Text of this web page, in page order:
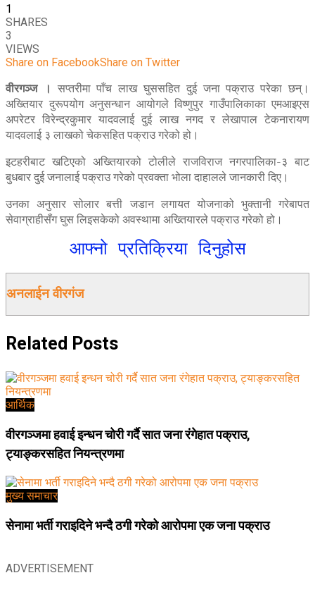
1
SHARES
3
VIEWS
Share on FacebookShare on Twitter
वीरगञ्ज । सप्तरीमा पाँच लाख घुससहित दुई जना पक्राउ परेका छन्।
अख्तियार दुरूपयोग अनुसन्धान आयोगले विष्णुपुर गाउँपालिकाका एमआइएस
अपरेटर विरेन्द्रकुमार यादवलाई दुई लाख नगद र लेखापाल टेकनारायण
यादवलाई ३ लाखको चेकसहित पक्राउ गरेको हो।
इटहरीबाट खटिएको अख्तियारको टोलीले राजविराज नगरपालिका-३ बाट
बुधबार दुई जनालाई पक्राउ गरेको प्रवक्ता भोला दाहालले जानकारी दिए।
उनका अनुसार सोलार बत्ती जडान लगायत योजनाको भुक्तानी गरेबापत
सेवाग्राहीसँग घुस लिइसकेको अवस्थामा अख्तियारले पक्राउ गरेको हो।
आफ्नो प्रतिक्रिया दिनुहोस
अनलाईन वीरगंज
Related Posts
आर्थिक
वीरगञ्जमा हवाई इन्धन चोरी गर्दै सात जना रंगेहात पक्राउ,
ट्याङ्करसहित नियन्त्रणमा
मुख्य समाचार
सेनामा भर्ती गराइदिने भन्दै ठगी गरेको आरोपमा एक जना पक्राउ
ADVERTISEMENT